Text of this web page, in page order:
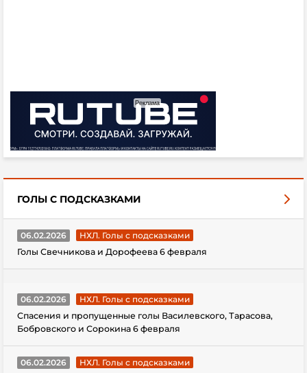
ГОЛЫ С ПОДСКАЗКАМИ
06.02.2026
НХЛ. Голы с подсказками
Голы Свечникова и Дорофеева 6 февраля
06.02.2026
НХЛ. Голы с подсказками
Спасения и пропущенные голы Василевского, Тарасова,
Бобровского и Сорокина 6 февраля
06.02.2026
НХЛ. Голы с подсказками